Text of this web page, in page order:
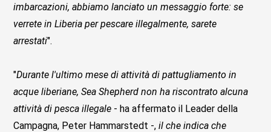
imbarcazioni, abbiamo lanciato un messaggio forte: se
verrete in Liberia per pescare illegalmente, sarete
arrestati".
"Durante l'ultimo mese di attività di pattugliamento in
acque liberiane, Sea Shepherd non ha riscontrato alcuna
attività di pesca illegale - ha affermato il Leader della
Campagna, Peter Hammarstedt -,il che indica che